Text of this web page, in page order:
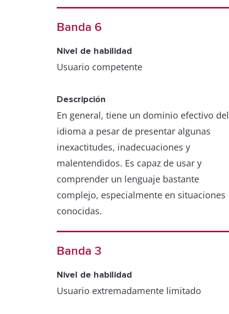
Banda 6
Nivel de habilidad
Usuario competente
Descripción
En general, tiene un dominio efectivo del
idioma a pesar de presentar algunas
inexactitudes, inadecuaciones y
malentendidos. Es capaz de usar y
comprender un lenguaje bastante
complejo, especialmente en situaciones
conocidas.
Banda 3
Nivel de habilidad
Usuario extremadamente limitado